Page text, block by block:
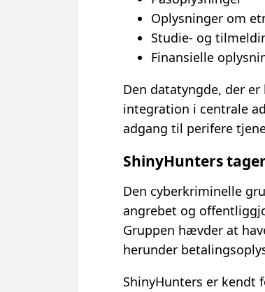
Oplysninger om
Studie- og
Finansielle
Den datatyngde, der
integration i centrale
adgang til perifere
ShinyHunters
Den cyberkriminelle
angrebet og
Gruppen hævder at
herunder
ShinyHunters er kendt